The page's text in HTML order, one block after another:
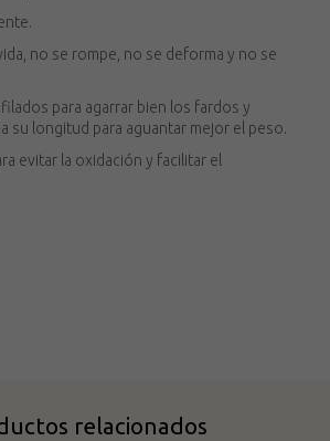
no se rompe, no se deforma y no se
para agarrar bien los fardos y
su longitud para aguantar mejor el peso.
evitar la oxidación y facilitar el
relacionados